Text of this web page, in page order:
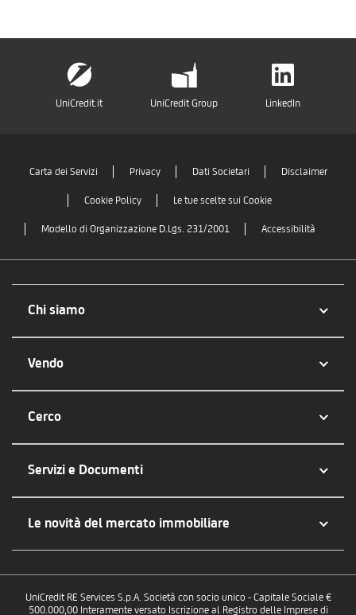
UniCredit.it UniCredit Group LinkedIn
Carta dei Servizi Privacy Dati Societari Disclaimer
Cookie Policy Le tue scelte sui Cookie
Modello di Organizzazione D.Lgs. 231/2001 Accessibilità
Chi siamo
Vendo
Cerco
Servizi e Documenti
Le novità del mercato immobiliare
UniCredit RE Services S.p.A. Società con socio unico - Capitale Sociale €
500.000,00 Interamente versato Iscrizione al Registro delle Imprese di